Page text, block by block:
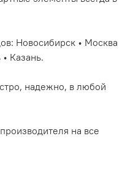
Новосибирск • Москва
Казань.
надежно, в любой
на все